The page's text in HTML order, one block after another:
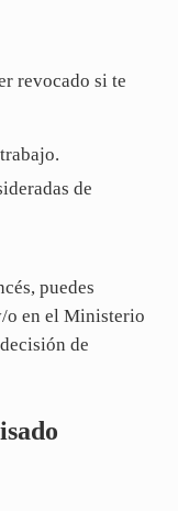
revocado si te
de
puedes
o en el Ministerio
de